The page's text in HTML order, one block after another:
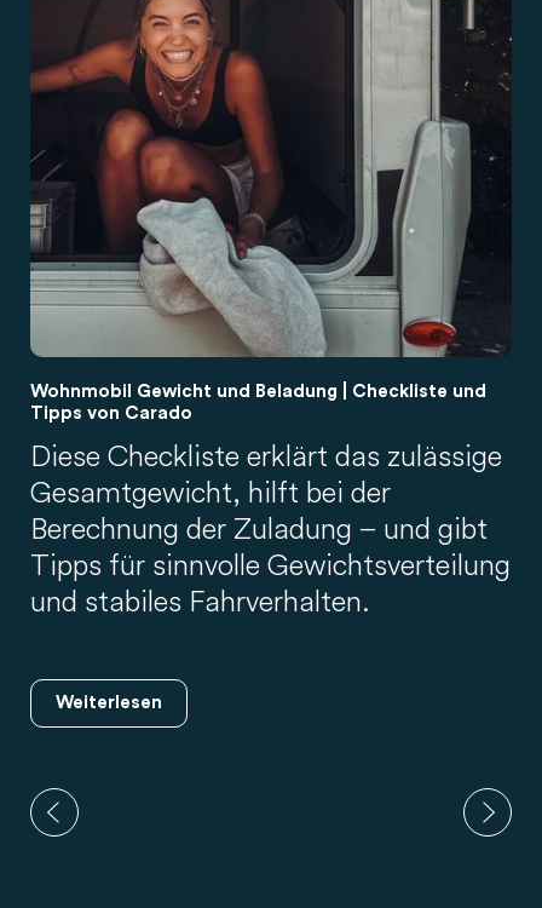
Wohnmobil Gewicht und Beladung | Checkliste und
Tipps von Carado
Diese Checkliste erklärt das zulässige
Gesamtgewicht, hilft bei der
Berechnung der Zuladung – und gibt
Tipps für sinnvolle Gewichtsverteilung
und stabiles Fahrverhalten.
Weiterlesen